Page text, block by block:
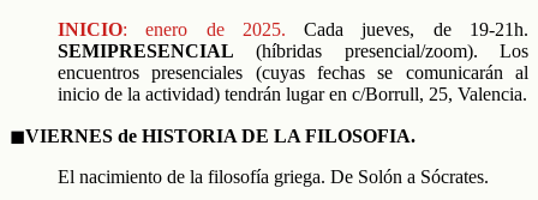
INICIO:enero de 2025.Cada jueves, de 19-21h.
SEMIPRESENCIAL (híbridas presencial/zoom). Los
encuentros presenciales (cuyas fechas se comunicarán al
inicio de la actividad) tendrán lugar en c/Borrull, 25, Valencia.
◼︎VIERNES de HISTORIA DE LA FILOSOFIA.
El nacimiento de la filosofía griega. De Solón a Sócrates.